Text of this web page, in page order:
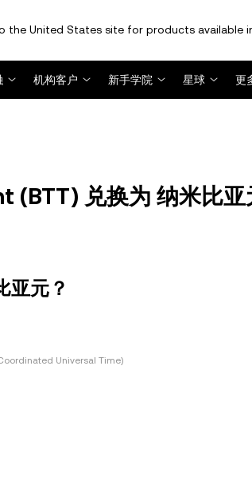
the United States site for products available
机构客户 新手学院 星球 更
(BTT) 兑换为 纳米比亚
亚元？
Universal Time)